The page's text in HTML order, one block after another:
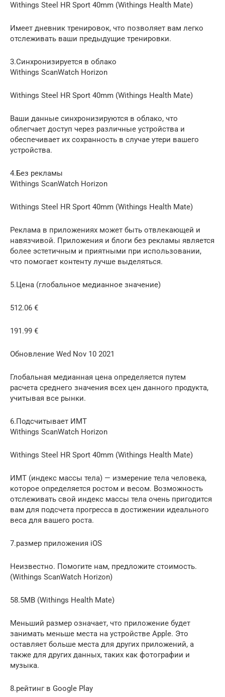
Withings Steel HR Sport 40mm (Withings Health Mate)
Имеет дневник тренировок, что позволяет вам легко
отслеживать ваши предыдущие тренировки.
3.Синхронизируется в облако
Withings ScanWatch Horizon
Withings Steel HR Sport 40mm (Withings Health Mate)
Ваши данные синхронизируются в облако, что
облегчает доступ через различные устройства и
обеспечивает их сохранность в случае утери вашего
устройства.
4.Без рекламы
Withings ScanWatch Horizon
Withings Steel HR Sport 40mm (Withings Health Mate)
Реклама в приложениях может быть отвлекающей и
навязчивой. Приложения и блоги без рекламы является
более эстетичным и приятными при использовании,
что помогает контенту лучше выделяться.
5.Цена (глобальное медианное значение)
512.06 €
191.99 €
Обновление Wed Nov 10 2021
Глобальная медианная цена определяется путем
расчета среднего значения всех цен данного продукта,
учитывая все рынки.
6.Подсчитывает ИМТ
Withings ScanWatch Horizon
Withings Steel HR Sport 40mm (Withings Health Mate)
ИМТ (индекс массы тела) — измерение тела человека,
которое определяется ростом и весом. Возможность
отслеживать свой ​​индекс массы тела очень пригодится
вам для подсчета прогресса в достижении идеального
веса для вашего роста.
7.размер приложения iOS
Неизвестно. Помогите нам, предложите стоимость.
(Withings ScanWatch Horizon)
58.5MB (Withings Health Mate)
Меньший размер означает, что приложение будет
занимать меньше места на устройстве Apple. Это
оставляет больше места для других приложений, а
также для других данных, таких как фотографии и
музыка.
8.рейтинг в Google Play